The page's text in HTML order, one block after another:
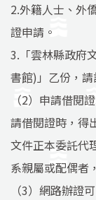
2.外籍人士、外
證申請。
3.「雲林縣政府
書館)」乙份，請
（2）申請借閱
請借閱證時，得
文件正本委託代
系親屬或配偶者
（3）網路辦證